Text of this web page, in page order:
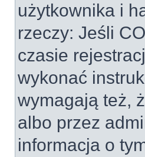
użytkownika i
rzeczy: Jeśli
czasie
wykonać
wymagają też,
albo przez
informacja o